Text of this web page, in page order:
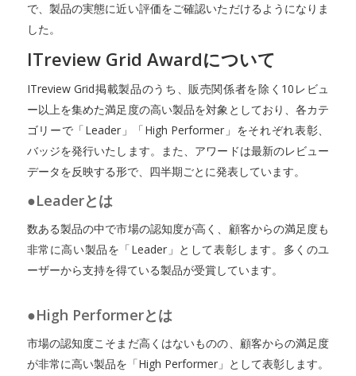
で、製品の実態に近い評価をご確認いただけるようになりま
した。
ITreview Grid Awardについて
ITreview Grid掲載製品のうち、販売関係者を除く10レビュ
ー以上を集めた満足度の高い製品を対象としており、各カテ
ゴリーで「Leader」「High Performer」をそれぞれ表彰、
バッジを発行いたします。また、アワードは最新のレビュー
データを反映する形で、四半期ごとに発表しています。
●Leaderとは
数ある製品の中で市場の認知度が高く、顧客からの満足度も
非常に高い製品を「Leader」として表彰します。多くのユ
ーザーから支持を得ている製品が受賞しています。
●High Performerとは
市場の認知度こそまだ高くはないものの、顧客からの満足度
が非常に高い製品を「High Performer」として表彰します。